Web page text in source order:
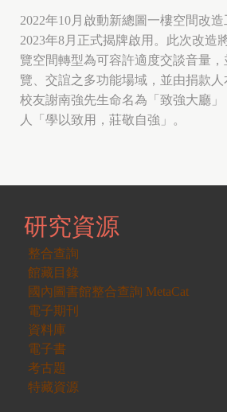
2022年10月啟動新總圖一樓空間改
2023年8月正式揭牌啟用。此次改造
覽空間轉型為可容許適度交談音量，
覽、交誼之多功能場域，並由捐款人
校友謝南強先生命名為「致強大廳」
人「學以致用，莊敬自強」。
研究資源
整合查詢
館藏目錄
國內圖書館整合查詢 MetaCat
電子期刊
資料庫
電子書
考古題
特藏資源